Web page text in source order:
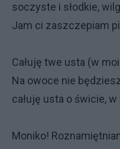
soczyste i słodkie,
Jam ci zaszczepiam
Całuję twe usta (w
Na owoce nie
całuję usta o świcie,
Moniko!